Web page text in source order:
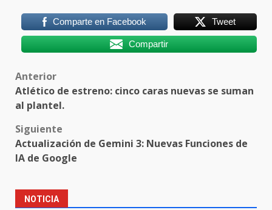
Comparte en Facebook Tweet
Compartir
Post
navigation
Anterior
Atlético de estreno: cinco caras nuevas se suman
al plantel.
Siguiente
Actualización de Gemini 3: Nuevas Funciones de
IA de Google
NOTICIA